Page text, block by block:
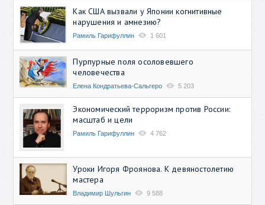
Как США вызвали у Японии когнитивные
нарушения и амнезию?
Рамиль Гарифуллин 1 601
Пурпурные поля осоловевшего
человечества
Елена Кондратьева-Сальгеро 5 203
Экономический терроризм против России:
масштаб и цели
Рамиль Гарифуллин 4 762
Уроки Игоря Фроянова. К девяностолетию
мастера
Владимир Шульгин 9 588